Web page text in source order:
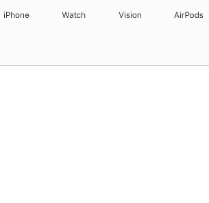
iPhone Watch Vision AirPods